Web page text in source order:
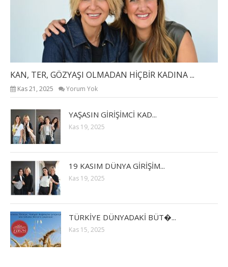
KAN, TER, GÖZYAŞI OLMADAN HİÇBİR KADINA ...
Kas 21, 2025 Yorum Yok
YAŞASIN GİRİŞİMCİ KAD...
Kas 19, 2025
19 KASIM DÜNYA GİRİŞİM...
Kas 19, 2025
TÜRKİYE DÜNYADAKİ BÜT�...
Kas 15, 2025